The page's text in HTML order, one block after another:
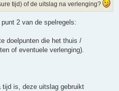
tijd) of de uitslag na verlenging?
2 van de spelregels:
doelpunten die het thuis /
of eventuele verlenging).
tijd is, deze uitslag gebruikt